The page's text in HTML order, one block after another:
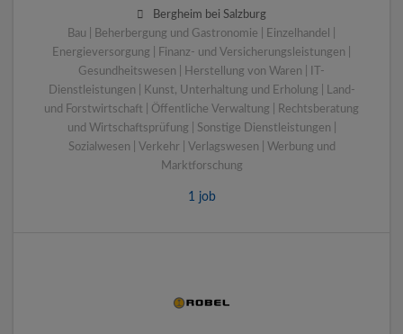
Bergheim bei Salzburg
Bau | Beherbergung und Gastronomie | Einzelhandel |
Energieversorgung | Finanz- und Versicherungsleistungen |
Gesundheitswesen | Herstellung von Waren | IT-
Dienstleistungen | Kunst, Unterhaltung und Erholung | Land-
und Forstwirtschaft | Öffentliche Verwaltung | Rechtsberatung
und Wirtschaftsprüfung | Sonstige Dienstleistungen |
Sozialwesen | Verkehr | Verlagswesen | Werbung und
Marktforschung
1 job